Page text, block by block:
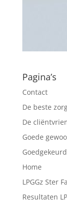
Pagina’s
Contact
De beste
De
Goede
Home
LPGGz Ster
Resultaten